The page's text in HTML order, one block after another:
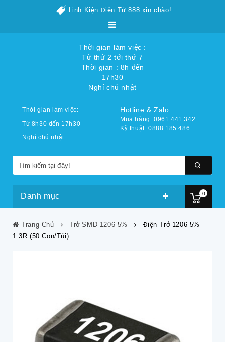
Linh Kiện Điện Tử 888 xin chào!
Thời gian làm việc :
Từ thứ 2 tới thứ 7
Thời gian : 8h đến
17h30
Nghỉ chủ nhật
0
Thời gian làm việc:
Từ 8h30 đến 17h30
Nghỉ chủ nhật
Hotline & Zalo
Mua hàng: 0961.441.342
Kỹ thuật: 0888.185.486
Danh mục
Trang Chủ Trở SMD 1206 5%
Điện Trở 1206 5%
1.3R (50 Con/túi)